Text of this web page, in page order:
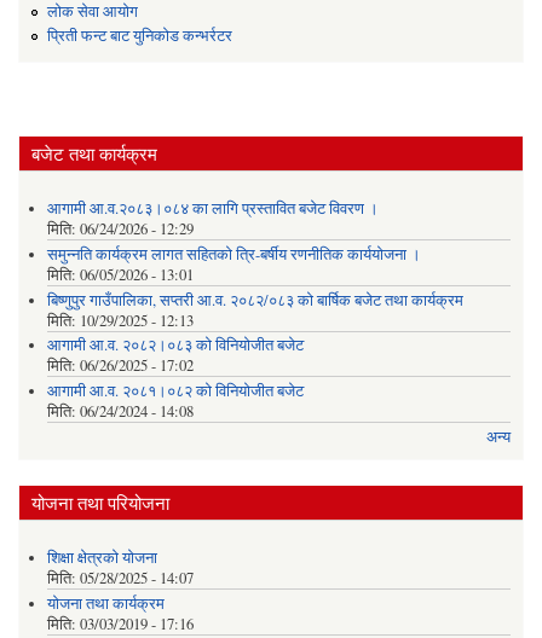
लोक सेवा आयोग
प्रिती फन्ट बाट युनिकोड कन्भर्रटर
बजेट तथा कार्यक्रम
आगामी आ.व.२०८३।०८४ का लागि प्रस्तावित बजेट विवरण ।
मिति: 06/24/2026 - 12:29
समुन्नति कार्यक्रम लागत सहितको त्रि-बर्षीय रणनीतिक कार्ययोजना ।
मिति: 06/05/2026 - 13:01
बिष्णुपुर गाउँपालिका, सप्तरी आ.व. २०८२/०८३ को बार्षिक बजेट तथा कार्यक्रम
मिति: 10/29/2025 - 12:13
आगामी आ.व. २०८२।०८३ को विनियोजीत बजेट
मिति: 06/26/2025 - 17:02
आगामी आ.व. २०८१।०८२ को विनियोजीत बजेट
मिति: 06/24/2024 - 14:08
अन्य
योजना तथा परियोजना
शिक्षा क्षेत्रकाे याेजना
मिति: 05/28/2025 - 14:07
याेजना तथा कार्यक्रम
मिति: 03/03/2019 - 17:16